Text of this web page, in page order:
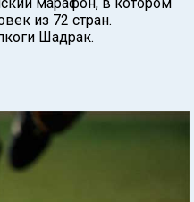
из 72 стран.
Шадрак.